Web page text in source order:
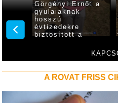
95.
Görgényi Ernő: a
gyulaiaknak
hosszú
évtizedekre
biztosított a
mennyiségű és
minőségű ivóvíz
A ROVAT FRISS